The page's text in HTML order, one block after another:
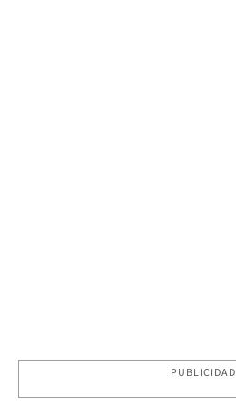
PUBLICIDAD